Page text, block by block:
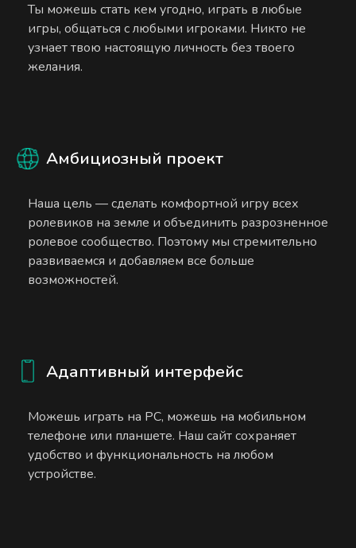
Ты можешь стать кем угодно, играть в любые
игры, общаться с любыми игроками. Никто не
узнает твою настоящую личность без твоего
желания.
Амбициозный проект
Наша цель — сделать комфортной игру всех
ролевиков на земле и объединить разрозненное
ролевое сообщество. Поэтому мы стремительно
развиваемся и добавляем все больше
возможностей.
Адаптивный интерфейс
Можешь играть на PC, можешь на мобильном
телефоне или планшете. Наш сайт сохраняет
удобство и функциональность на любом
устройстве.